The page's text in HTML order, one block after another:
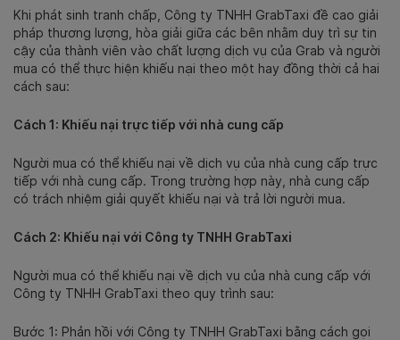
Khi phát sinh tranh chấp, Công ty TNHH GrabTaxi đề cao giải
pháp thương lượng, hòa giải giữa các bên nhằm duy trì sự tin
cậy của thành viên vào chất lượng dịch vụ của Grab và người
mua có thể thực hiện khiếu nại theo một hay đồng thời cả hai
cách sau:
Cách 1: Khiếu nại trực tiếp với nhà cung cấp
Người mua có thể khiếu nại về dịch vụ của nhà cung cấp trực
tiếp với nhà cung cấp. Trong trường hợp này, nhà cung cấp
có trách nhiệm giải quyết khiếu nại và trả lời người mua.
Cách 2: Khiếu nại với Công ty TNHH GrabTaxi
Người mua có thể khiếu nại về dịch vụ của nhà cung cấp với
Công ty TNHH GrabTaxi theo quy trình sau:
Bước 1: Phản hồi với Công ty TNHH GrabTaxi bằng cách gọi